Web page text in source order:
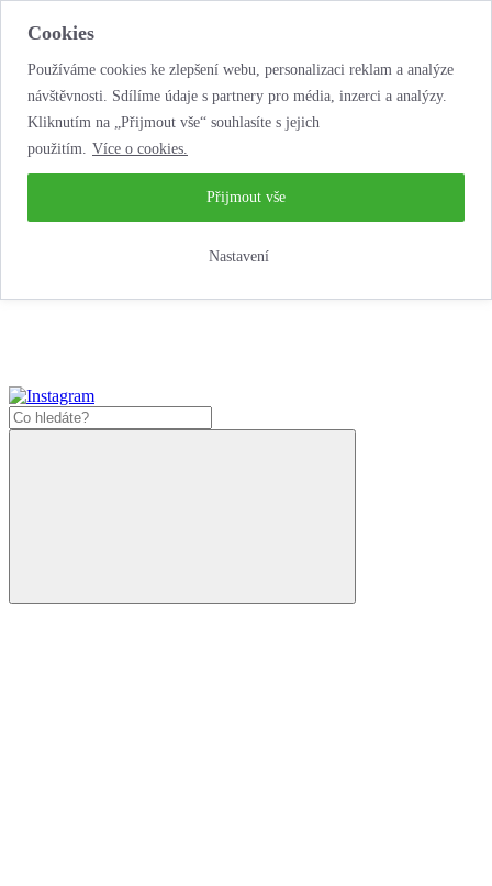
Cookies
Používáme cookies ke zlepšení webu, personalizaci reklam a analýze
návštěvnosti. Sdílíme údaje s partnery pro média, inzerci a analýzy.
Kliknutím na „Přijmout vše“ souhlasíte s jejich
použitím. Více o cookies.
Nastavení
Přijmout vše
...neobyčejná jízda životem!